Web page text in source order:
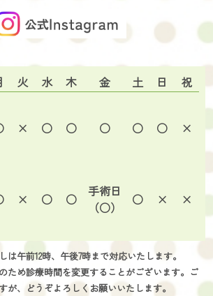
火 水 木 金 土 日
祝
× ○ ○ ○ ○ ○ ×
× ○ ○
手術日
（○）
○ × ×
午前12時、午後7時まで対応いたします。
ため診療時間を変更することがございます。ご
が、どうぞよろしくお願いいたします。